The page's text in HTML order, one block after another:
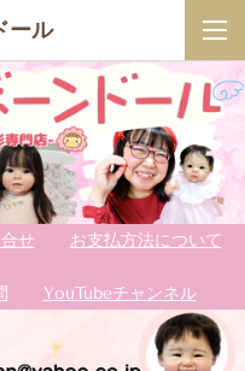
ール
せ
お支払方法について
YouTubeチャンネル